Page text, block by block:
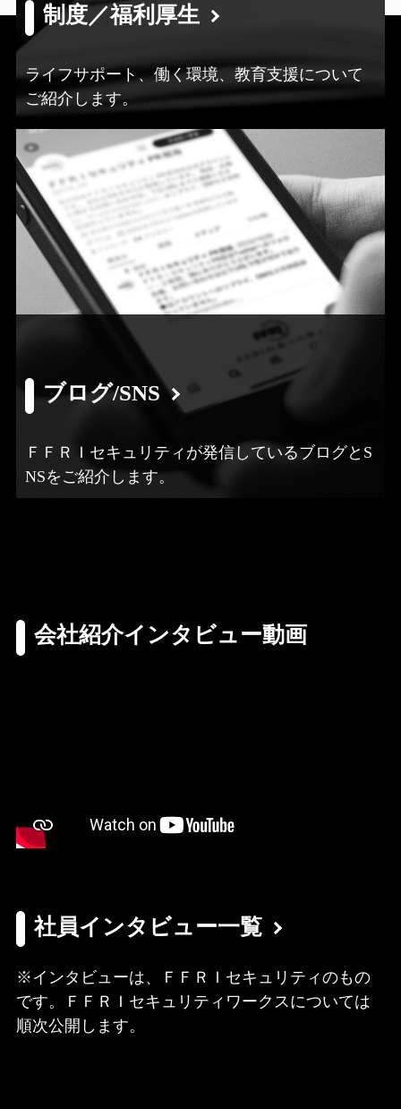
制度／福利厚生
ライフサポート、働く環境、教育支援について
ご紹介します。
ブログ/SNS
ＦＦＲＩセキュリティが発信しているブログとS
NSをご紹介します。
会社紹介インタビュー動画
社員インタビュー一覧
※インタビューは、ＦＦＲＩセキュリティのもの
です。ＦＦＲＩセキュリティワークスについては
順次公開します。